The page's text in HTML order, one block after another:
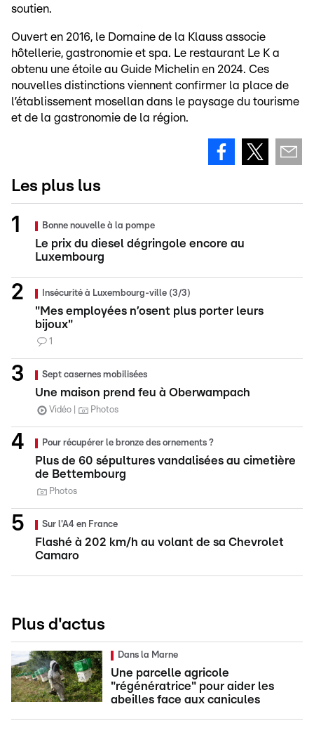
soutien.
Ouvert en 2016, le Domaine de la Klauss associe
hôtellerie, gastronomie et spa. Le restaurant Le K a
obtenu une étoile au Guide Michelin en 2024. Ces
nouvelles distinctions viennent confirmer la place de
l’établissement mosellan dans le paysage du tourisme
et de la gastronomie de la région.
Les plus lus
Bonne nouvelle à la pompe
Le prix du diesel dégringole encore au
Luxembourg
Insécurité à Luxembourg-ville (3/3)
"Mes employées n’osent plus porter leurs
bijoux"
1
Sept casernes mobilisées
Une maison prend feu à Oberwampach
Vidéo Photos
Pour récupérer le bronze des ornements ?
Plus de 60 sépultures vandalisées au cimetière
de Bettembourg
Photos
Sur l'A4 en France
Flashé à 202 km/h au volant de sa Chevrolet
Camaro
Plus d'actus
Dans la Marne
Une parcelle agricole
"régénératrice" pour aider les
abeilles face aux canicules